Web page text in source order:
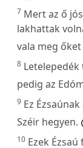
7 Mert az ő
lakhattak
vala meg
8 Letelepedék
pedig az
9 Ez
Széir hegyen.
10 Ezek